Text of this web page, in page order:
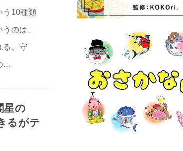
う10種類
のは、
る、守
…
星の
るがテ